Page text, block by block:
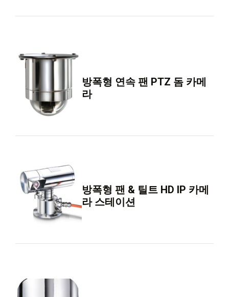
방폭형 연속 팬 PTZ 돔 카메
라
방폭형 팬 & 틸트 HD IP 카메
라 스테이션